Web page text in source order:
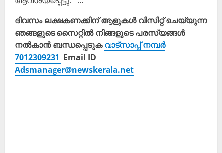
ദിവസം ലക്ഷകണക്കിന് ആളുകൾ വിസിറ്റ് ചെയ്യുന്ന
ഞങ്ങളുടെ സൈറ്റിൽ നിങ്ങളുടെ പരസ്യങ്ങൾ
നൽകാൻ ബന്ധപ്പെടുകവാട്സാപ്പ് നമ്പർ
7012309231 Email ID
Adsmanager@newskerala.net